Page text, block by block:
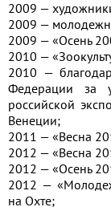
2009 —
2009 —
2009 — «Осень
2010 —
2010 —
Федерации за
российской
Венеции;
2011 — «Весна
2012 — «Весна
2012 — «Осень
2012 —
на Охте;